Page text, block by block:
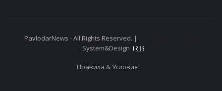
PavlodarNews - All Rights Reserved. |
System&Design
Правила & Условия